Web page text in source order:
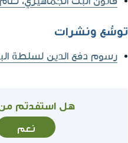
توسُّع ونشرات
رسوم دفع الدين لسلطة
هل استفدتم
نعم